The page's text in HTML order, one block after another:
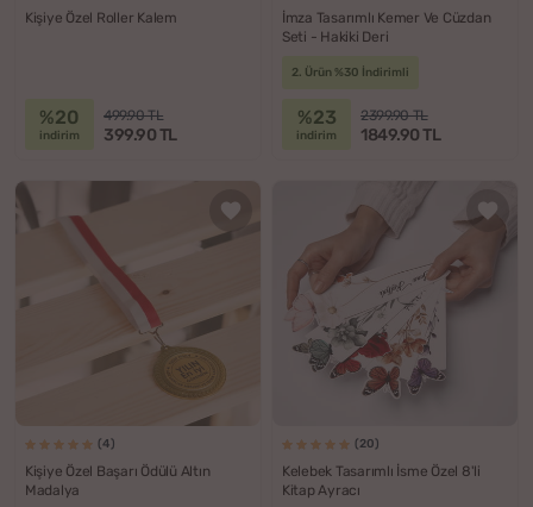
Kişiye Özel Roller Kalem
%20
indirim
499.90 TL
399.90 TL
İmza Tasarımlı Kemer Ve Cüzdan
Seti - Hakiki Deri
2. Ürün %30 İndirimli
%23
indirim
2399.90 TL
1849.90 TL
(4)
Kişiye Özel Başarı Ödülü Altın
Madalya
(20)
Kelebek Tasarımlı İsme Özel 8'li
Kitap Ayracı